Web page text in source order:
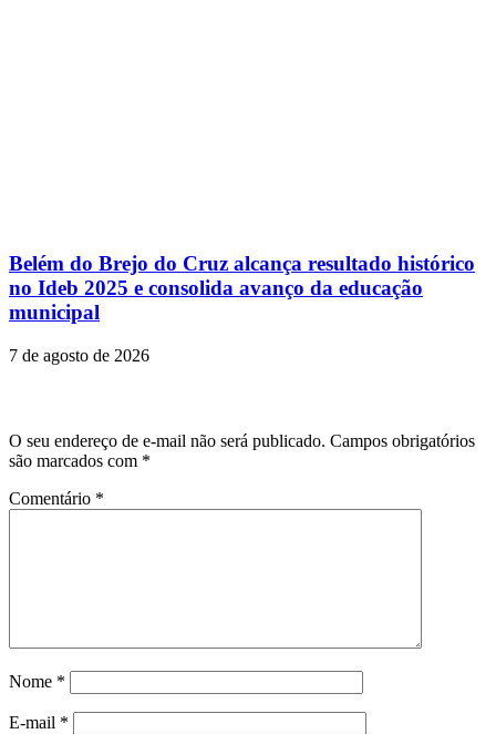
Belém do Brejo do Cruz alcança resultado histórico
no Ideb 2025 e consolida avanço da educação
municipal
7 de agosto de 2026
O seu endereço de e-mail não será publicado. Campos obrigatórios
são marcados com *
Comentário *
Nome *
E-mail *